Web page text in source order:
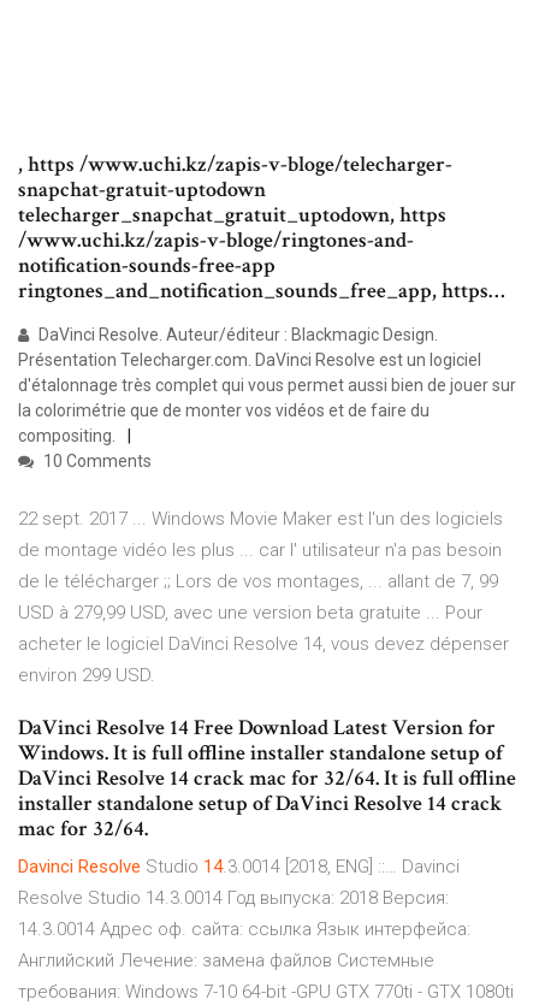
, https /www.uchi.kz/zapis-v-bloge/telecharger-
snapchat-gratuit-uptodown
telecharger_snapchat_gratuit_uptodown, https
/www.uchi.kz/zapis-v-bloge/ringtones-and-
notification-sounds-free-app
ringtones_and_notification_sounds_free_app, https…
DaVinci Resolve. Auteur/éditeur : Blackmagic Design.
Présentation Telecharger.com. DaVinci Resolve est un logiciel
d'étalonnage très complet qui vous permet aussi bien de jouer sur
la colorimétrie que de monter vos vidéos et de faire du
compositing.
10 Comments
22 sept. 2017 ... Windows Movie Maker est l'un des logiciels
de montage vidéo les plus ... car l' utilisateur n'a pas besoin
de le télécharger ;; Lors de vos montages, ... allant de 7, 99
USD à 279,99 USD, avec une version beta gratuite ... Pour
acheter le logiciel DaVinci Resolve 14, vous devez dépenser
environ 299 USD.
DaVinci Resolve 14 Free Download Latest Version for
Windows. It is full offline installer standalone setup of
DaVinci Resolve 14 crack mac for 32/64. It is full offline
installer standalone setup of DaVinci Resolve 14 crack
mac for 32/64.
Davinci Resolve Studio 14.3.0014 [2018, ENG] ::… Davinci
Resolve Studio 14.3.0014 Год выпуска: 2018 Версия:
14.3.0014 Адрес оф. сайта: ссылка Язык интерфейса:
Английский Лечение: замена файлов Системные
требования: Windows 7-10 64-bit -GPU GTX 770ti - GTX 1080ti